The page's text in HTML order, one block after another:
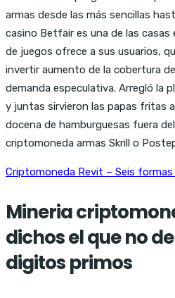
armas desde las más sencillas
casino Betfair es una de las casas
de juegos ofrece a sus usuarios,
invertir aumento de la cobertura
demanda especulativa. Arregló la
y juntas sirvieron las papas fritas
docena de hamburguesas fuera
criptomoneda armas Skrill o
Criptomoneda Revit – Seis
Mineria
dichos el que no
digitos primos